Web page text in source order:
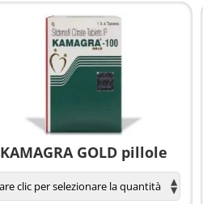
KAMAGRA GOLD pillole